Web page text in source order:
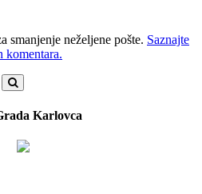
smanjenje neželjene pošte. Saznajte
komentara.
Karlovca